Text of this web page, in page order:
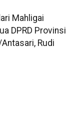
Mahligai
DPRD Provinsi
Rudi